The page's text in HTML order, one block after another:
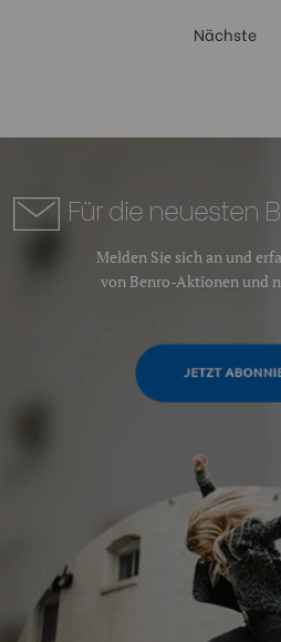
Nächste
Melden Sie sich an und
von Benro-Aktionen und
Für die neuesten